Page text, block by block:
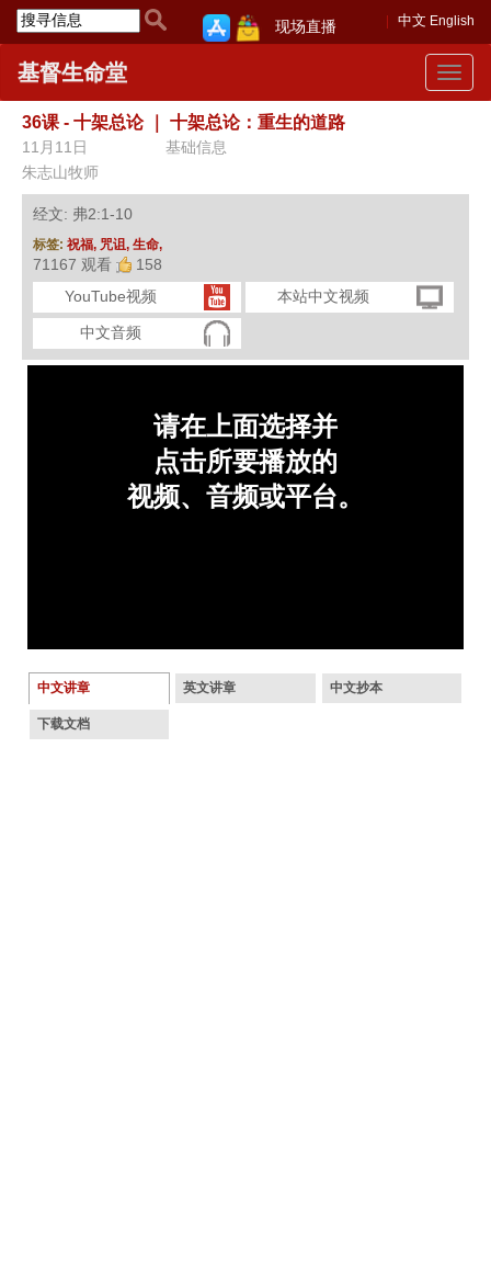
中文 English
现场直播
Toggle
基督生命堂
36课 - 十架总论 十架总论：重生的道路
11月11日
基础信息
朱志山牧师
经文: 弗2:1-10
标签: 祝福, 咒诅, 生命,
71167 观看
158
YouTube视频
本站中文视频
中文音频
中文讲章 英文讲章 中文抄本
下载文档